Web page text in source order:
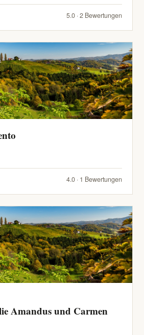
5.0 · 2 Bewertungen
4.0 · 1 Bewertungen
Amandus und Carmen